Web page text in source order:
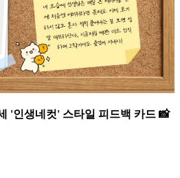
'인생네컷' 스타일 피드백 카드 📸